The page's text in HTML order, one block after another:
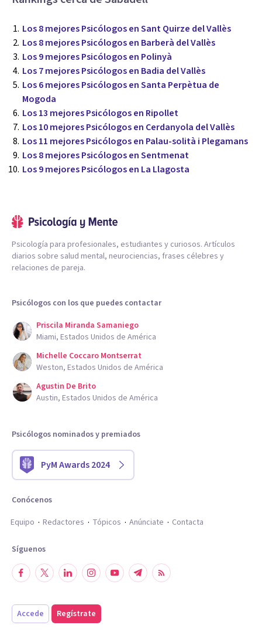
Los 8 mejores Psicólogos en Sant Quirze del Vallès
Los 8 mejores Psicólogos en Barberà del Vallès
Los 9 mejores Psicólogos en Polinyà
Los 7 mejores Psicólogos en Badia del Vallès
Los 6 mejores Psicólogos en Santa Perpètua de
Mogoda
Los 13 mejores Psicólogos en Ripollet
Los 10 mejores Psicólogos en Cerdanyola del Vallès
Los 11 mejores Psicólogos en Palau-solità i Plegamans
Los 8 mejores Psicólogos en Sentmenat
Los 9 mejores Psicólogos en La Llagosta
Psicología para profesionales, estudiantes y curiosos. Artículos
diarios sobre salud mental, neurociencias, frases célebres y
relaciones de pareja.
Psicólogos con los que puedes contactar
Priscila Miranda Samaniego
Miami, Estados Unidos de América
Michelle Coccaro Montserrat
Weston, Estados Unidos de América
Agustin De Brito
Austin, Estados Unidos de América
Psicólogos nominados y premiados
PyM Awards 2024
Conócenos
Equipo
Redactores Tópicos Anúnciate Contacta
Síguenos
Accede Regístrate